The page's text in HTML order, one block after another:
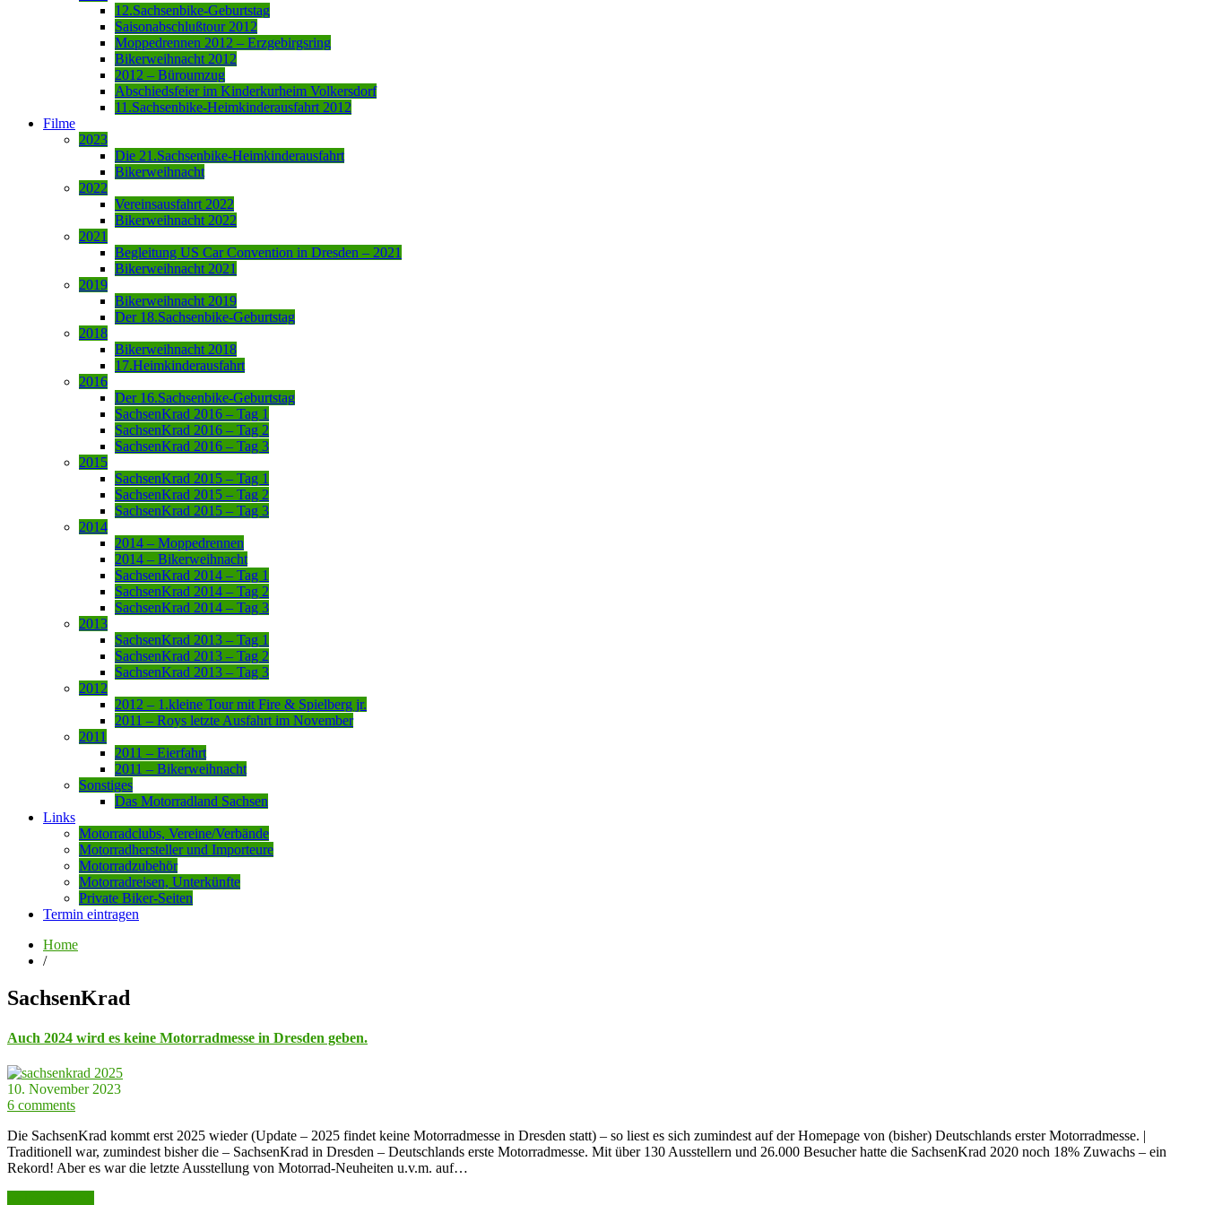
12.Sachsenbike-Geburtstag
Saisonabschlußtour 2012
Moppedrennen 2012 – Erzgebirgsring
Bikerweihnacht 2012
2012 – Büroumzug
Abschiedsfeier im Kinderkurheim Volkersdorf
11.Sachsenbike-Heimkinderausfahrt 2012
Filme
2023
Die 21.Sachsenbike-Heimkinderausfahrt
Bikerweihnacht
2022
Vereinsausfahrt 2022
Bikerweihnacht 2022
2021
Begleitung US Car Convention in Dresden – 2021
Bikerweihnacht 2021
2019
Bikerweihnacht 2019
Der 18.Sachsenbike-Geburtstag
2018
Bikerweihnacht 2018
17.Heimkinderausfahrt
2016
Der 16.Sachsenbike-Geburtstag
SachsenKrad 2016 – Tag 1
SachsenKrad 2016 – Tag 2
SachsenKrad 2016 – Tag 3
2015
SachsenKrad 2015 – Tag 1
SachsenKrad 2015 – Tag 2
SachsenKrad 2015 – Tag 3
2014
2014 – Moppedrennen
2014 – Bikerweihnacht
SachsenKrad 2014 – Tag 1
SachsenKrad 2014 – Tag 2
SachsenKrad 2014 – Tag 3
2013
SachsenKrad 2013 – Tag 1
SachsenKrad 2013 – Tag 2
SachsenKrad 2013 – Tag 3
2012
2012 – 1.kleine Tour mit Fire & Spielberg jr.
2011 – Roys letzte Ausfahrt im November
2011
2011 – Eierfahrt
2011 – Bikerweihnacht
Sonstiges
Das Motorradland Sachsen
Links
Motorradclubs, Vereine/Verbände
Motorradhersteller und Importeure
Motorradzubehör
Motorradreisen, Unterkünfte
Private Biker-Seiten
Termin eintragen
Home
/
SachsenKrad
Auch 2024 wird es keine Motorradmesse in Dresden geben.
10. November 2023
6 comments
Die SachsenKrad kommt erst 2025 wieder (Update – 2025 findet keine Motorradmesse in Dresden statt) – so liest es sich zumindest auf der Homepage von (bisher) Deutschlands erster Motorradmesse. |
Traditionell war, zumindest bisher die – SachsenKrad in Dresden – Deutschlands erste Motorradmesse. Mit über 130 Ausstellern und 26.000 Besucher hatte die SachsenKrad 2020 noch 18% Zuwachs – ein
Rekord! Aber es war die letzte Ausstellung von Motorrad-Neuheiten u.v.m. auf…